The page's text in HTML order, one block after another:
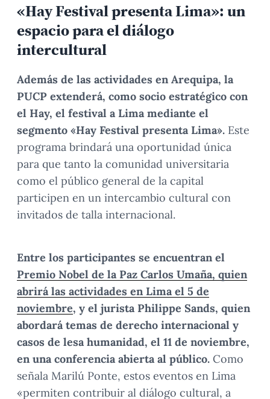
«Hay Festival presenta Lima»: un
espacio para el diálogo
intercultural
Además de las actividades en Arequipa, la
PUCP extenderá, como socio estratégico con
el Hay, el festival a Lima mediante el
segmento «Hay Festival presenta Lima». Este
programa brindará una oportunidad única
para que tanto la comunidad universitaria
como el público general de la capital
participen en un intercambio cultural con
invitados de talla internacional.
Entre los participantes se encuentran el
Premio Nobel de la Paz Carlos Umaña, quien
abrirá las actividades en Lima el 5 de
noviembre, y el jurista Philippe Sands, quien
abordará temas de derecho internacional y
casos de lesa humanidad, el 11 de noviembre,
en una conferencia abierta al público. Como
señala Marilú Ponte, estos eventos en Lima
«permiten contribuir al diálogo cultural, a